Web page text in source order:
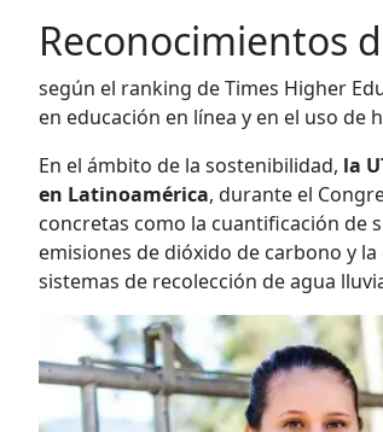
Reconocimientos
según el ranking de Times Higher
en educación en línea y en el uso de
En el ámbito de la sostenibilidad, la
en Latinoamérica, durante el
concretas como la cuantificación de
emisiones de dióxido de carbono y
sistemas de recolección de agua